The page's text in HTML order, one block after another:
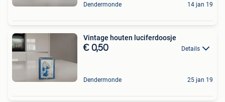
Dendermonde 14 jan 19
Vintage houten luciferdoosje
€ 0,50 Details
Dendermonde 25 jan 19